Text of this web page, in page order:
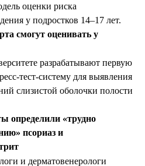
оценки риска
у подростков 14–17 лет.
смогут оценивать у
разрабатывают первую
тест-систему для выявления
слизистой оболочки полости
определили «трудно
псориаз и
и дерматовенерологи